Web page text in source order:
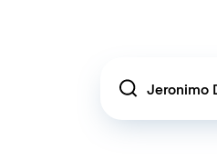
Location